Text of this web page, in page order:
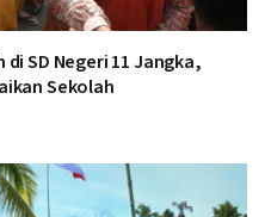
SD Negeri 11 Jangka,
Sekolah